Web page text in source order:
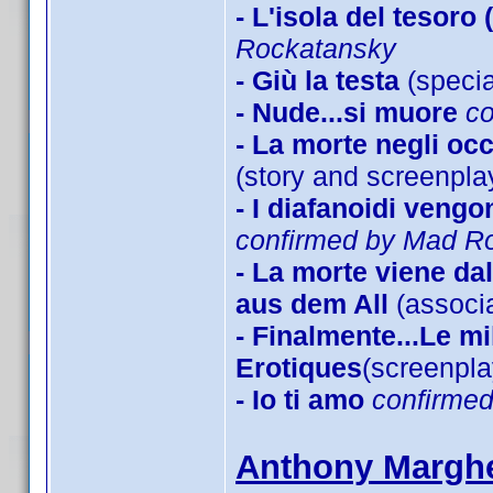
- L'isola del tesoro
Rockatansky
- Giù la testa
- Nude...si muore
- La morte negli
(story and
- I diafanoidi
confirmed by Mad
- La morte viene
aus dem All
- Finalmente...Le
Erotiques
- Io ti amo
Anthony